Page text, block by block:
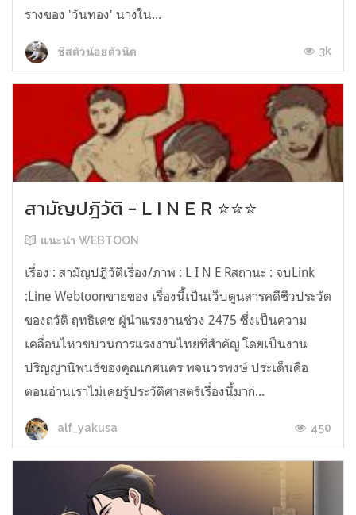
ร่างของ 'วันทอง' นางใน...
ชีสตัวน้อยตัวนิด 3k
สามัญปฎิวัติ - L I N E R ⭐⭐⭐
แนะนำ WEBTOON
เรื่อง : สามัญปฎิวัติเรื่อง/ภาพ : L I N E Rสถานะ : จบLink
:Line Webtoonขายของ เรื่องนี้เป็นเว็บตูนสารคดีชีวประวัต
ของถวัติ ฤทธิเดช ผู้นำแรงงานช่วง 2475 ซึ่งเป็นความ
เคลื่อนไหวขบวนการแรงงานไทยที่สำคัญ โดยเป็นงาน
ปริญญานิพนธ์ของคุณเกศนคร พจนวรพงษ์ ประเด็นคือ
ตอนอ่านเราไม่เคยรู้ประวัติศาสตร์เรื่องนี้มาก่...
alf_yakusa 450